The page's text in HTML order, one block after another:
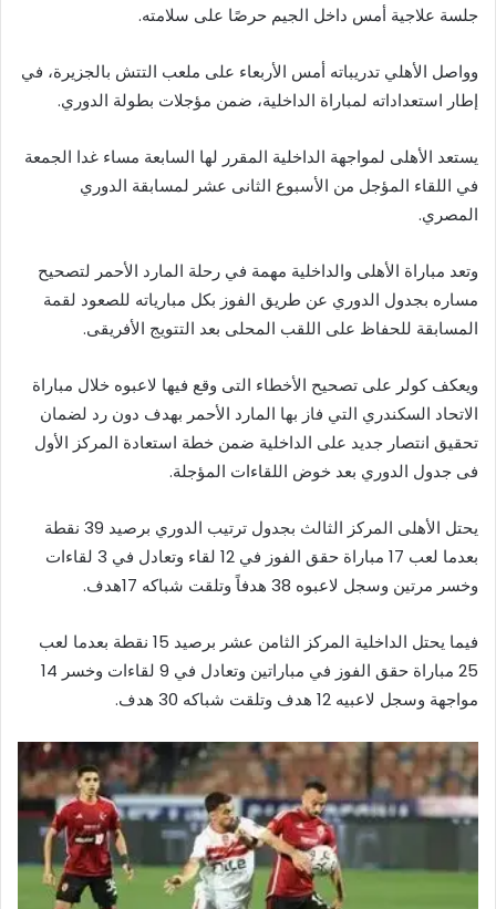
جلسة علاجية أمس داخل الجيم حرصًا على سلامته.
وواصل الأهلي تدريباته أمس الأربعاء على ملعب التتش بالجزيرة، في
إطار استعداداته لمباراة الداخلية، ضمن مؤجلات بطولة الدوري.
يستعد الأهلى لمواجهة الداخلية المقرر لها السابعة مساء غدا الجمعة
في اللقاء المؤجل من الأسبوع الثانى عشر لمسابقة الدوري
المصري.
وتعد مباراة الأهلى والداخلية مهمة في رحلة المارد الأحمر لتصحيح
مساره بجدول الدوري عن طريق الفوز بكل مبارياته للصعود لقمة
المسابقة للحفاظ على اللقب المحلى بعد التتويج الأفريقى.
ويعكف كولر على تصحيح الأخطاء التى وقع فيها لاعبوه خلال مباراة
الاتحاد السكندري التي فاز بها المارد الأحمر بهدف دون رد لضمان
تحقيق انتصار جديد على الداخلية ضمن خطة استعادة المركز الأول
فى جدول الدوري بعد خوض اللقاءات المؤجلة.
يحتل الأهلى المركز الثالث بجدول ترتيب الدوري برصيد 39 نقطة
بعدما لعب 17 مباراة حقق الفوز في 12 لقاء وتعادل في 3 لقاءات
وخسر مرتين وسجل لاعبوه 38 هدفاً وتلقت شباكه 17هدف.
فيما يحتل الداخلية المركز الثامن عشر برصيد 15 نقطة بعدما لعب
25 مباراة حقق الفوز في مباراتين وتعادل في 9 لقاءات وخسر 14
مواجهة وسجل لاعبيه 12 هدف وتلقت شباكه 30 هدف.